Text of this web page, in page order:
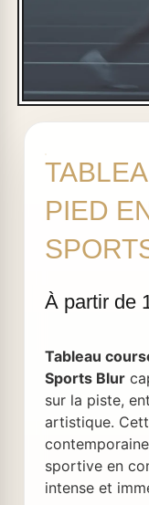
PIED
Tableau
Sports Blur
sur la piste,
artistique.
sportive en
intense et